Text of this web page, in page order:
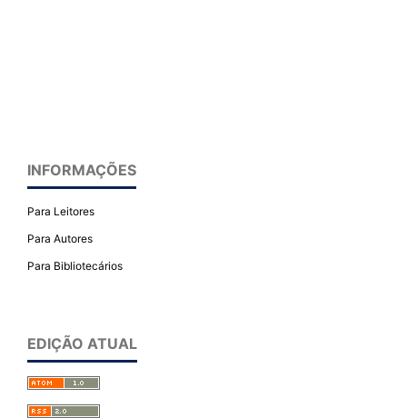
INFORMAÇÕES
Para Leitores
Para Autores
Para Bibliotecários
EDIÇÃO ATUAL